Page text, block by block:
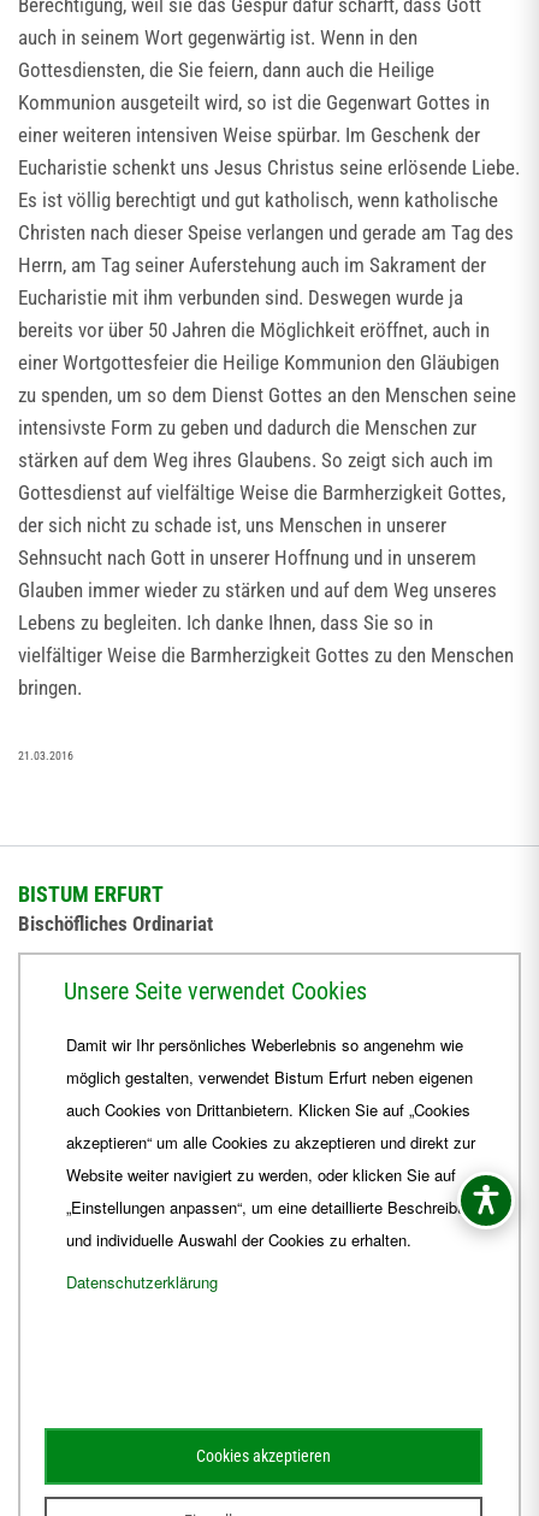
Berechtigung, weil sie das Gespür dafür schärft, dass Gott
auch in seinem Wort gegenwärtig ist. Wenn in den
Gottesdiensten, die Sie feiern, dann auch die Heilige
Kommunion ausgeteilt wird, so ist die Gegenwart Gottes in
einer weiteren intensiven Weise spürbar. Im Geschenk der
Eucharistie schenkt uns Jesus Christus seine erlösende Liebe.
Es ist völlig berechtigt und gut katholisch, wenn katholische
Christen nach dieser Speise verlangen und gerade am Tag des
Herrn, am Tag seiner Auferstehung auch im Sakrament der
Eucharistie mit ihm verbunden sind. Deswegen wurde ja
bereits vor über 50 Jahren die Möglichkeit eröffnet, auch in
einer Wortgottesfeier die Heilige Kommunion den Gläubigen
zu spenden, um so dem Dienst Gottes an den Menschen seine
intensivste Form zu geben und dadurch die Menschen zur
stärken auf dem Weg ihres Glaubens. So zeigt sich auch im
Gottesdienst auf vielfältige Weise die Barmherzigkeit Gottes,
der sich nicht zu schade ist, uns Menschen in unserer
Sehnsucht nach Gott in unserer Hoffnung und in unserem
Glauben immer wieder zu stärken und auf dem Weg unseres
Lebens zu begleiten. Ich danke Ihnen, dass Sie so in
vielfältiger Weise die Barmherzigkeit Gottes zu den Menschen
bringen.
21.03.2016
BISTUM ERFURT
Bischöfliches Ordinariat
+49 361 6572-444
ordinariat Bistum-Erfurt.de
Schematismus Amtsblatt
Unsere Seite verwendet Cookies
Damit wir Ihr persönliches Weberlebnis so angenehm wie
möglich gestalten, verwendet Bistum Erfurt neben eigenen
auch Cookies von Drittanbietern. Klicken Sie auf „Cookies
akzeptieren“ um alle Cookies zu akzeptieren und direkt zur
Website weiter navigiert zu werden, oder klicken Sie auf
„Einstellungen anpassen“, um eine detaillierte Beschreibung
und individuelle Auswahl der Cookies zu erhalten.
Datenschutzerklärung
Cookies akzeptieren